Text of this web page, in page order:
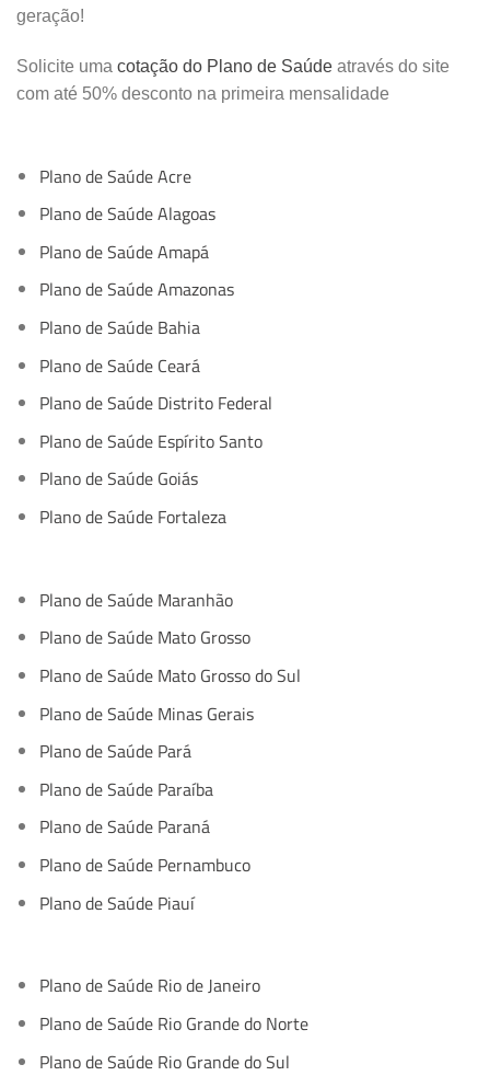
geração!
Solicite uma cotação do Plano de Saúde através do site
com até 50% desconto na primeira mensalidade
Plano de Saúde Acre
Plano de Saúde Alagoas
Plano de Saúde Amapá
Plano de Saúde Amazonas
Plano de Saúde Bahia
Plano de Saúde Ceará
Plano de Saúde Distrito Federal
Plano de Saúde Espírito Santo
Plano de Saúde Goiás
Plano de Saúde Fortaleza
Plano de Saúde Maranhão
Plano de Saúde Mato Grosso
Plano de Saúde Mato Grosso do Sul
Plano de Saúde Minas Gerais
Plano de Saúde Pará
Plano de Saúde Paraíba
Plano de Saúde Paraná
Plano de Saúde Pernambuco
Plano de Saúde Piauí
Plano de Saúde Rio de Janeiro
Plano de Saúde Rio Grande do Norte
Plano de Saúde Rio Grande do Sul